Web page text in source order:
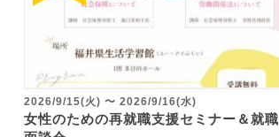
2026/9/15(火) 〜 2026/9/16(水)
女性のための再就職支援セミナー＆就職